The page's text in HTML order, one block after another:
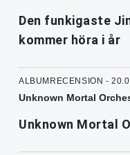
Den funkigaste
kommer höra i år
ALBUMRECENSION -
Unknown Mortal
Unknown Mortal